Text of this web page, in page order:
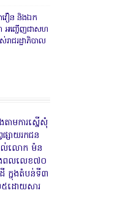
វឿន និងឯក
អញ្ជើញជាសហ
ាជរដ្ឋាភិបាល
ាមការស្នើសុំ
សាយរកជន
ដល់លោក ម៉ន
ពលលេខ៧០
ក្នុងតំបន់ទី៣
៥ដោយសារ